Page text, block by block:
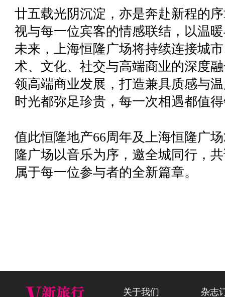
廿五载光阴沉淀，亦是奔赴新程的
视与每一位宾客的情感联结，以温
未来，上海恒隆广场将持续连接城
术、文化、社交与高端商业的深度
领高端商业发展，打造兼具质感与
时光都弥足珍贵，每一次相遇都值
值此恒隆地产66周年及上海恒隆广
隆广场以音乐为序，邀全城同行，
属于每一位参与者的全新篇章。
关于我们 杂志